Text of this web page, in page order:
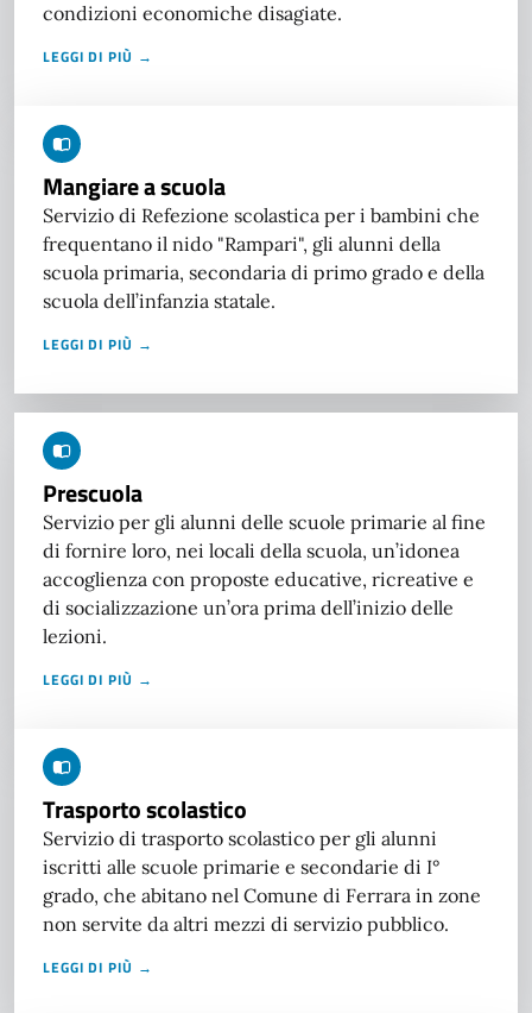
condizioni economiche disagiate.
LEGGI DI PIÙ →
Mangiare a scuola
Servizio di Refezione scolastica per i bambini che
frequentano il nido "Rampari", gli alunni della
scuola primaria, secondaria di primo grado e della
scuola dell’infanzia statale.
LEGGI DI PIÙ →
Prescuola
Servizio per gli alunni delle scuole primarie al fine
di fornire loro, nei locali della scuola, un’idonea
accoglienza con proposte educative, ricreative e
di socializzazione un’ora prima dell’inizio delle
lezioni.
LEGGI DI PIÙ →
Trasporto scolastico
Servizio di trasporto scolastico per gli alunni
iscritti alle scuole primarie e secondarie di I°
grado, che abitano nel Comune di Ferrara in zone
non servite da altri mezzi di servizio pubblico.
LEGGI DI PIÙ →